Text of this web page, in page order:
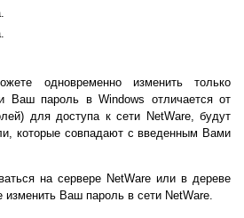
одновременно изменить только
Ваш пароль в Windows отличается от
для доступа к сети NetWare, будут
которые совпадают с введенным Вами
на сервере NetWare или в дереве
Ваш пароль в сети NetWare.